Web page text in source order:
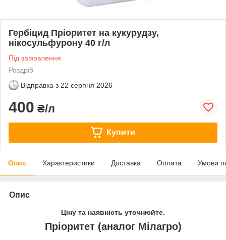
Гербіцид Пріоритет на кукурудзу,
нікосульфурону 40 г/л
Під замовлення
Роздріб
Відправка з 22 серпня 2026
400 ₴/л
Купити
Опис Характеристики Доставка Оплата Умови
Опис
Ціну та наявність уточнюйте.
Пріоритет (аналог Мілагро)